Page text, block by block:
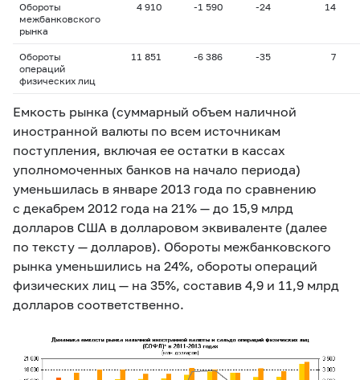
Обороты
межбанковского
рынка
4 910 -1 590 -24 14
Обороты
операций
физических лиц
11 851 -6 386 -35 7
Емкость рынка (суммарный объем наличной
иностранной валюты по всем источникам
поступления, включая ее остатки в кассах
уполномоченных банков на начало периода)
уменьшилась в январе 2013 года по сравнению
с декабрем 2012 года на 21% — до 15,9 млрд
долларов США в долларовом эквиваленте (далее
по тексту — долларов). Обороты межбанковского
рынка уменьшились на 24%, обороты операций
физических лиц — на 35%, составив 4,9 и 11,9 млрд
долларов соответственно.